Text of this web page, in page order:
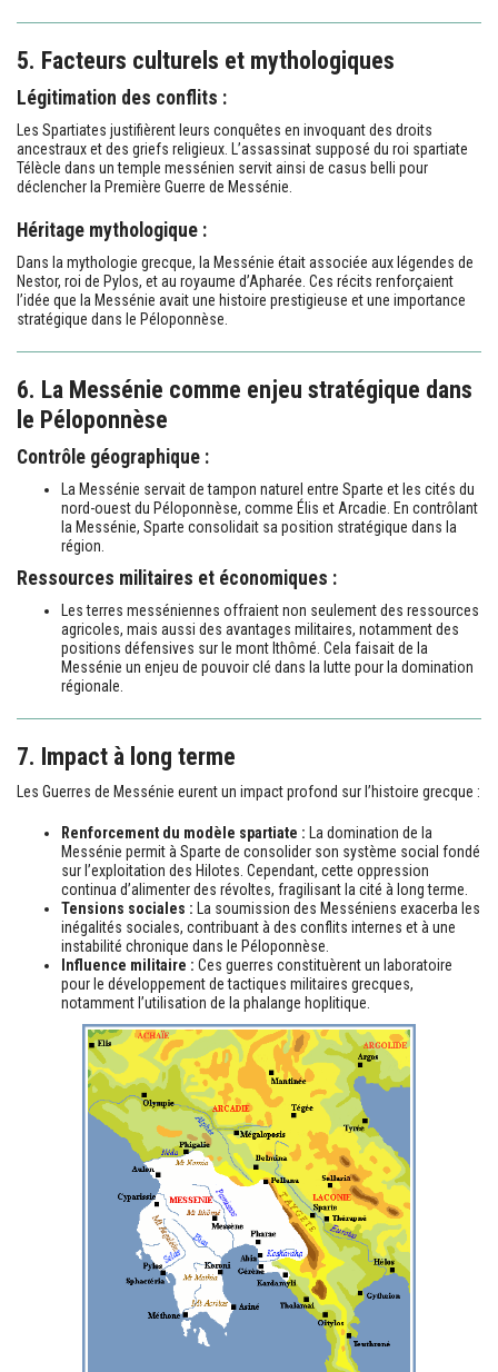
5. Facteurs culturels et mythologiques
Légitimation des conflits :
Les Spartiates justifièrent leurs conquêtes en invoquant des droits
ancestraux et des griefs religieux. L’assassinat supposé du roi spartiate
Télècle dans un temple messénien servit ainsi de casus belli pour
déclencher la Première Guerre de Messénie.
Héritage mythologique :
Dans la mythologie grecque, la Messénie était associée aux légendes de
Nestor, roi de Pylos, et au royaume d’Apharée. Ces récits renforçaient
l’idée que la Messénie avait une histoire prestigieuse et une importance
stratégique dans le Péloponnèse.
6. La Messénie comme enjeu stratégique dans
le Péloponnèse
Contrôle géographique :
La Messénie servait de tampon naturel entre Sparte et les cités du
nord-ouest du Péloponnèse, comme Élis et Arcadie. En contrôlant
la Messénie, Sparte consolidait sa position stratégique dans la
région.
Ressources militaires et économiques :
Les terres messéniennes offraient non seulement des ressources
agricoles, mais aussi des avantages militaires, notamment des
positions défensives sur le mont Ithômé. Cela faisait de la
Messénie un enjeu de pouvoir clé dans la lutte pour la domination
régionale.
7. Impact à long terme
Les Guerres de Messénie eurent un impact profond sur l’histoire grecque :
Renforcement du modèle spartiate : La domination de la
Messénie permit à Sparte de consolider son système social fondé
sur l’exploitation des Hilotes. Cependant, cette oppression
continua d’alimenter des révoltes, fragilisant la cité à long terme.
Tensions sociales : La soumission des Messéniens exacerba les
inégalités sociales, contribuant à des conflits internes et à une
instabilité chronique dans le Péloponnèse.
Influence militaire : Ces guerres constituèrent un laboratoire
pour le développement de tactiques militaires grecques,
notamment l’utilisation de la phalange hoplitique.